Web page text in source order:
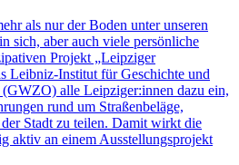
als nur der Boden unter unseren
sich, aber auch viele persönliche
Projekt „Leipziger
Leibniz-Institut für Geschichte und
alle Leipziger:innen dazu ein,
rund um Straßenbeläge,
Stadt zu teilen. Damit wirkt die
aktiv an einem Ausstellungsprojekt